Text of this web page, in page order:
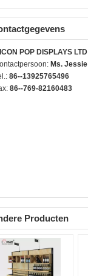
POP DISPLAYS LTD
Ms. Jessie
86--13925765496
86--769-82160483
Producten